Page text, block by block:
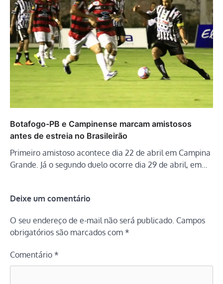
Botafogo-PB e Campinense marcam amistosos
antes de estreia no Brasileirão
Primeiro amistoso acontece dia 22 de abril em Campina
Grande. Já o segundo duelo ocorre dia 29 de abril, em…
Deixe um comentário
O seu endereço de e-mail não será publicado. Campos
obrigatórios são marcados com *
Comentário *